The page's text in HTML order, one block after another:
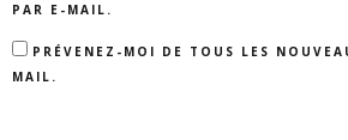
PAR E-MAIL.
PRÉVENEZ-MOI DE TOUS LES
MAIL.